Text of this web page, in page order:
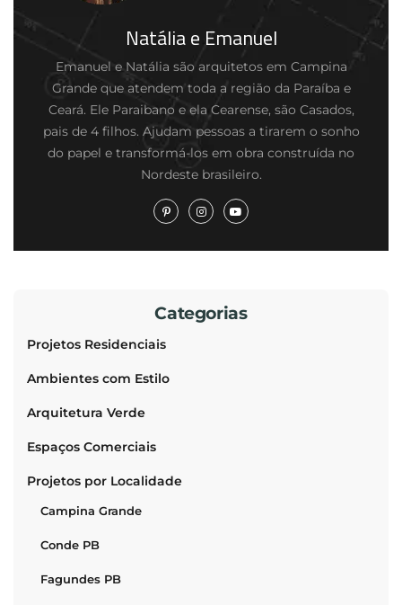
Natália e Emanuel
Emanuel e Natália são arquitetos em Campina
Grande que atendem toda a região da Paraíba e
Ceará. Ele Paraibano e ela Cearense, são Casados,
pais de 4 filhos. Ajudam pessoas a tirarem o sonho
do papel e transformá-los em obra construída no
Nordeste brasileiro.
Categorias
Projetos Residenciais
Ambientes com Estilo
Arquitetura Verde
Espaços Comerciais
Projetos por Localidade
Campina Grande
Conde PB
Fagundes PB